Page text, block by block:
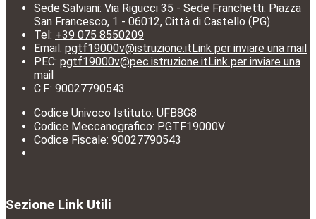
Sede Salviani: Via Rigucci 35 - Sede Franchetti: Piazza
San Francesco, 1 - 06012, Città di Castello (PG)
Tel: +39 075 8550209
Email: pgtf19000v@istruzione.itLink per inviare una mail
PEC: pgtf19000v@pec.istruzione.itLink per inviare una
mail
C.F.: 90027790543
Codice Univoco Istituto: UFB8G8
Codice Meccanografico: PGTF19000V
Codice Fiscale: 90027790543
Sezione Link Utili